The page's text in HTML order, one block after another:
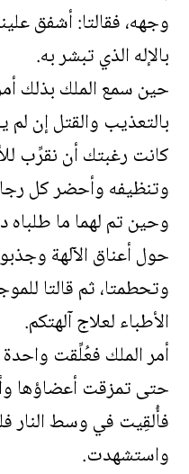
وجهه، فقالتا: أشفق
بالإله الذي تبشر به.
حين سمع الملك بذلك
بالتعذيب والقتل إن لم
كانت رغبتك أن نقرِّب
وتنظيفه وأحضر كل
وحين تم لهما ما طلباه
حول أعناق الآلهة
وتحطمتا، ثم قالتا
الأطباء لعلاج آلهتكم.
أمر الملك فعُلِّقت
حتى تمزقت أعضاؤها
فأُلقِيت في وسط النار
واستشهدت.